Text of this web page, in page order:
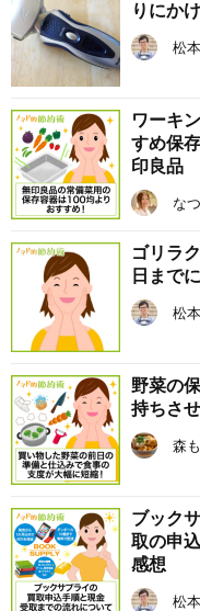
りにか
松
ワーキ
すめ保
印良品
な
ゴリラ
日まで
松
野菜の
持ちさ
森
ブック
取の申
感想
松